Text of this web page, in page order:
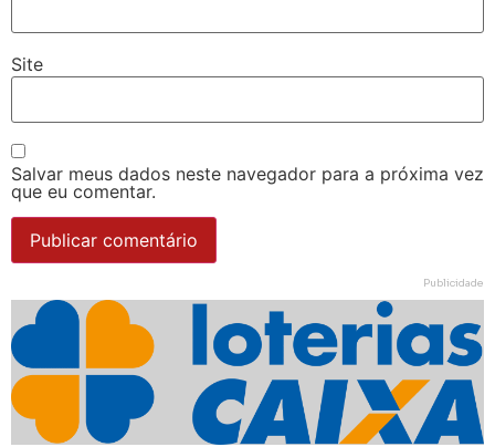
Site
Salvar meus dados neste navegador para a próxima vez
que eu comentar.
Publicidade